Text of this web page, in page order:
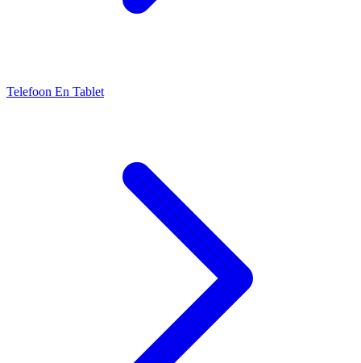
Telefoon En Tablet